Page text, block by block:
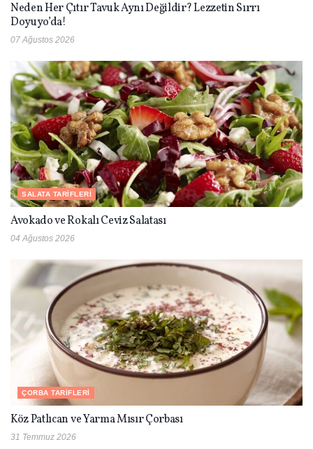
Neden Her Çıtır Tavuk Aynı Değildir? Lezzetin Sırrı
Doyuyo’da!
07 Ağustos 2026
SALATA TARIFLERI
Avokado ve Rokalı Ceviz Salatası
04 Ağustos 2026
ÇORBA TARIFLERI
Köz Patlıcan ve Yarma Mısır Çorbası
31 Temmuz 2026